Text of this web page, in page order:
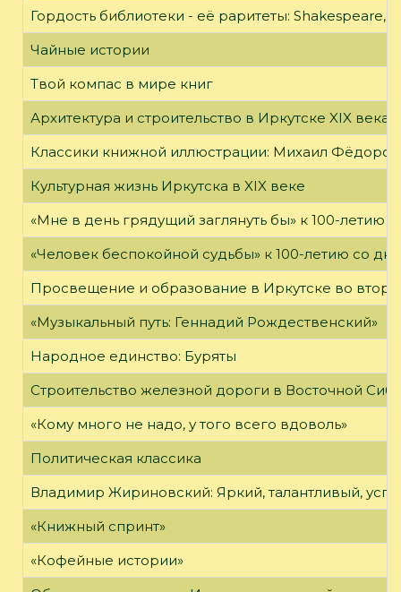
Гордость библиотеки - её раритеты: Shakespeare,
Чайные истории
Твой компас в мире книг
Архитектура и строительство в Иркутске XIX века
Классики книжной иллюстрации: Михаил Фёдоров
Культурная жизнь Иркутска в XIX веке
«Мне в день грядущий заглянуть бы» к 100-летию
«Человек беспокойной судьбы» к 100-летию со
Просвещение и образование в Иркутске во
«Музыкальный путь: Геннадий Рождественский»
Народное единство: Буряты
Строительство железной дороги в Восточной
«Кому много не надо, у того всего вдоволь»
Политическая классика
Владимир Жириновский: Яркий, талантливый,
«Книжный спринт»
«Кофейные истории»